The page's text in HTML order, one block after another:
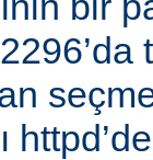
seçme